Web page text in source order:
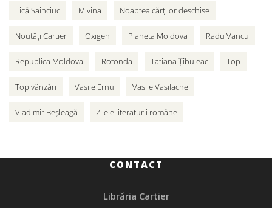
Lică Sainciuc Mivina Noaptea cărților deschise
Noutăți Cartier Oxigen Planeta Moldova Radu Vancu
Republica Moldova Rotonda Tatiana Țîbuleac Top
Top vânzări Vasile Ernu Vasile Vasilache
Vladimir Beșleagă Zilele literaturii române
CONTACT
Librăria Cartier